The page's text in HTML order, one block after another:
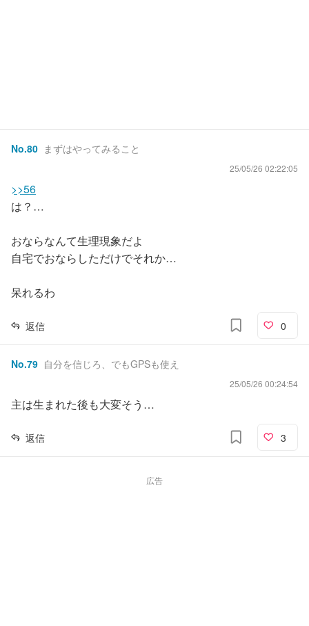
No.80 まずはやってみること
25/05/26 02:22:05
>>56
は？…
おならなんて生理現象だよ
自宅でおならしただけでそれか…
呆れるわ
返信 0
No.79 自分を信じろ、でもGPSも使え
25/05/26 00:24:54
主は生まれた後も大変そう…
返信 3
広告